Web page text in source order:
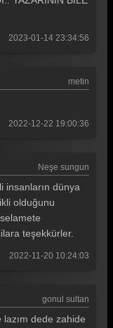
2023-01-14 23:34:56
metin
2022-12-22 19:00:36
Neşe sungun
insanların dünya
olduğunu
teşekkürler.
2022-11-20 10:24:03
gonul sultan
lazım dede zahide